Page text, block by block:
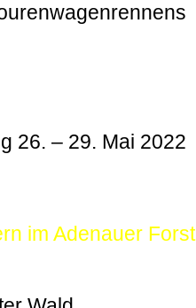
26. – 29. Mai 2022
im Adenauer Forst